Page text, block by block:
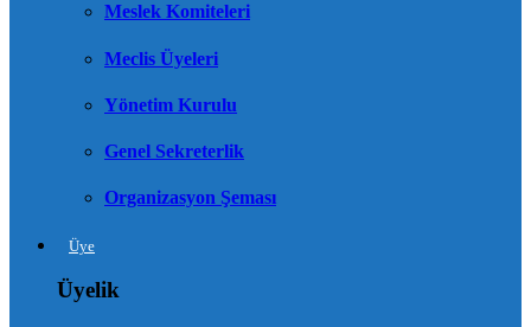
Meslek Komiteleri
Meclis Üyeleri
Yönetim Kurulu
Genel Sekreterlik
Organizasyon Şeması
Üye
Üyelik